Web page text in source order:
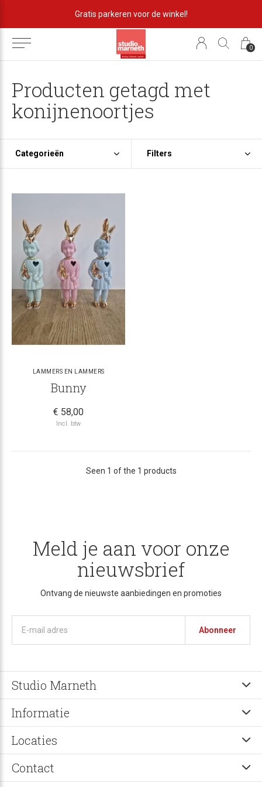
0
Gratis parkeren voor de winkel!
Producten getagd met
konijnenoortjes
Categorieën Filters
LAMMERS EN LAMMERS
Bunny
€ 58,00
Incl. btw
Seen 1 of the 1 products
Meld je aan voor onze
nieuwsbrief
Ontvang de nieuwste aanbiedingen en promoties
Abonneer
Studio Marneth
Informatie
Locaties
Contact